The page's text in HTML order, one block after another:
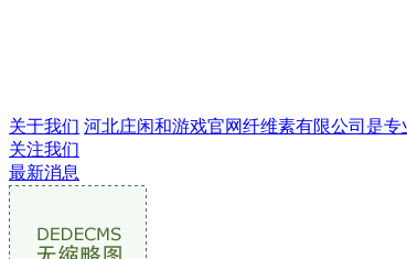
关于我们 河北庄闲和游戏官网纤维素有限公司是
关注我们
最新消息